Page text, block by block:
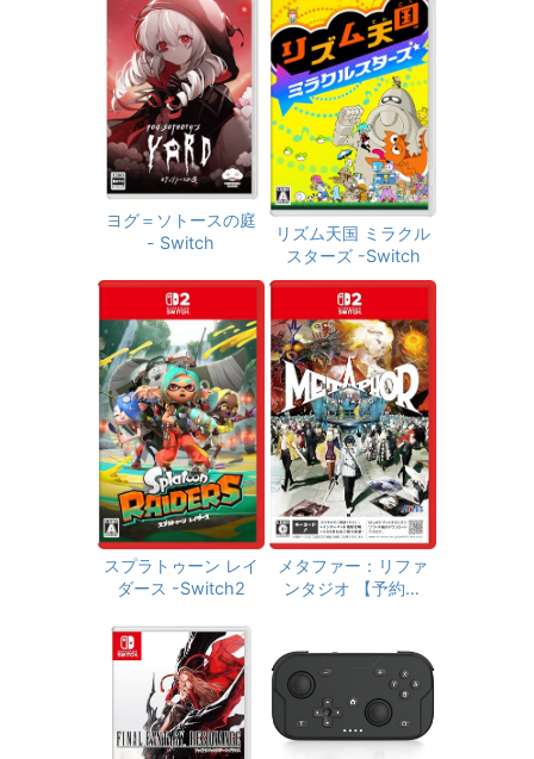
ヨグ＝ソトースの庭
- Switch
リズム天国 ミラクル
スターズ -Switch
スプラトゥーン レイ
ダース -Switch2
メタファー：リファ
ンタジオ 【予約特
アーキタイプ経験値
アイテムセット」 &
DLC「メタファー：
リファンタジオ 旅の
仕送りセット」 同梱